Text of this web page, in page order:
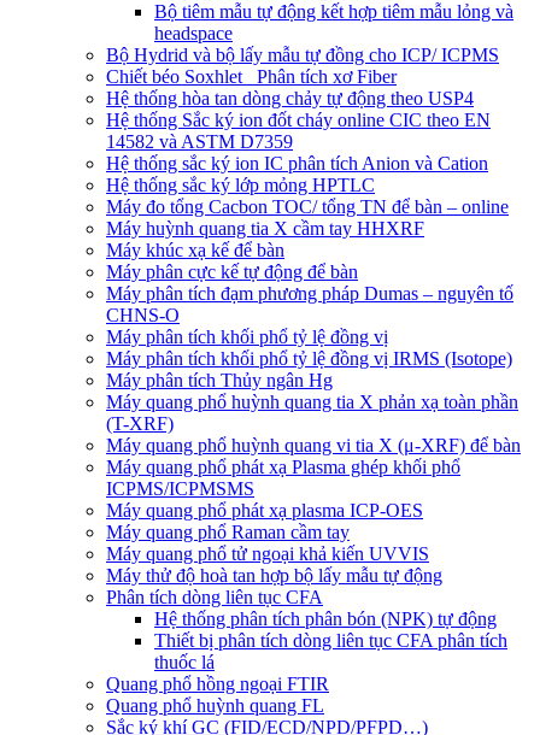
Bộ tiêm mẫu tự động kết hợp tiêm mẫu lỏng và
headspace
Bộ Hydrid và bộ lấy mẫu tự đồng cho ICP/ ICPMS
Chiết béo Soxhlet_ Phân tích xơ Fiber
Hệ thống hòa tan dòng chảy tự động theo USP4
Hệ thống Sắc ký ion đốt cháy online CIC theo EN
14582 và ASTM D7359
Hệ thống sắc ký ion IC phân tích Anion và Cation
Hệ thống sắc ký lớp mỏng HPTLC
Máy đo tổng Cacbon TOC/ tổng TN để bàn – online
Máy huỳnh quang tia X cầm tay HHXRF
Máy khúc xạ kế để bàn
Máy phân cực kế tự động để bàn
Máy phân tích đạm phương pháp Dumas – nguyên tố
CHNS-O
Máy phân tích khối phổ tỷ lệ đồng vị
Máy phân tích khối phổ tỷ lệ đồng vị IRMS (Isotope)
Máy phân tích Thủy ngân Hg
Máy quang phổ huỳnh quang tia X phản xạ toàn phần
(T-XRF)
Máy quang phổ huỳnh quang vi tia X (μ-XRF) để bàn
Máy quang phổ phát xạ Plasma ghép khối phổ
ICPMS/ICPMSMS
Máy quang phổ phát xạ plasma ICP-OES
Máy quang phổ Raman cầm tay
Máy quang phổ tử ngoại khả kiến UVVIS
Máy thử độ hoà tan hợp bộ lấy mẫu tự động
Phân tích dòng liên tục CFA
Hệ thống phân tích phân bón (NPK) tự động
Thiết bị phân tích dòng liên tục CFA phân tích
thuốc lá
Quang phổ hồng ngoại FTIR
Quang phổ huỳnh quang FL
Sắc ký khí GC (FID/ECD/NPD/PFPD…)